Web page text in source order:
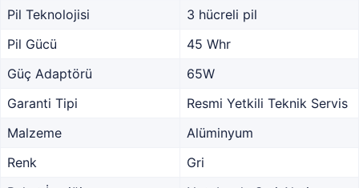
Pil Teknolojisi
3 hücreli pil
Pil Gücü
45 Whr
Güç Adaptörü
65W
Garanti Tipi
Resmi Yetkili Teknik Servis
Malzeme
Alüminyum
Renk
Gri